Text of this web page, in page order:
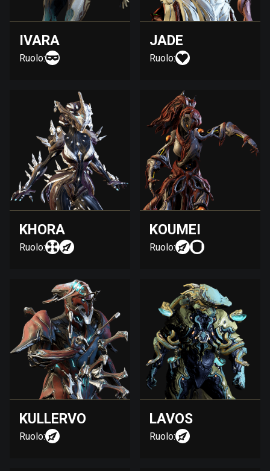
IVARA
Ruolo:
JADE
Ruolo:
KHORA
Ruolo:
KOUMEI
Ruolo:
KULLERVO
Ruolo:
LAVOS
Ruolo: